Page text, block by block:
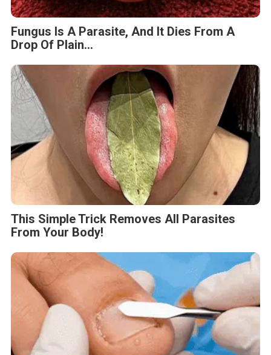
Fungus Is A Parasite, And It Dies From A
Drop Of Plain...
This Simple Trick Removes All Parasites
From Your Body!